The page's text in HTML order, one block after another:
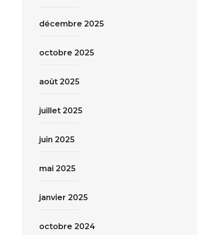
décembre 2025
octobre 2025
août 2025
juillet 2025
juin 2025
mai 2025
janvier 2025
octobre 2024